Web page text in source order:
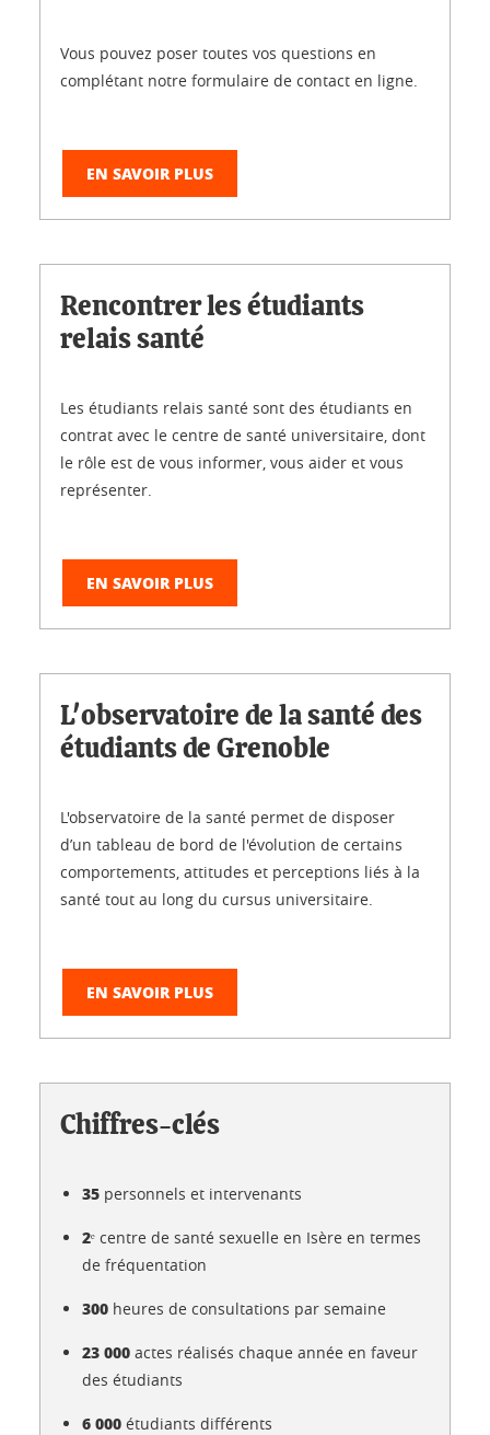
Vous pouvez poser toutes vos questions en
complétant notre formulaire de contact en ligne.
EN SAVOIR PLUS
Rencontrer les étudiants
relais santé
Les étudiants relais santé sont des étudiants en
contrat avec le centre de santé universitaire, dont
le rôle est de vous informer, vous aider et vous
représenter.
EN SAVOIR PLUS
L'observatoire de la santé des
étudiants de Grenoble
L'observatoire de la santé permet de disposer
d’un tableau de bord de l'évolution de certains
comportements, attitudes et perceptions liés à la
santé tout au long du cursus universitaire.
EN SAVOIR PLUS
Chiffres-clés
35 personnels et intervenants
2ᵉ centre de santé sexuelle en Isère en termes
de fréquentation
300 heures de consultations par semaine
23 000 actes réalisés chaque année en faveur
des étudiants
6 000 étudiants différents